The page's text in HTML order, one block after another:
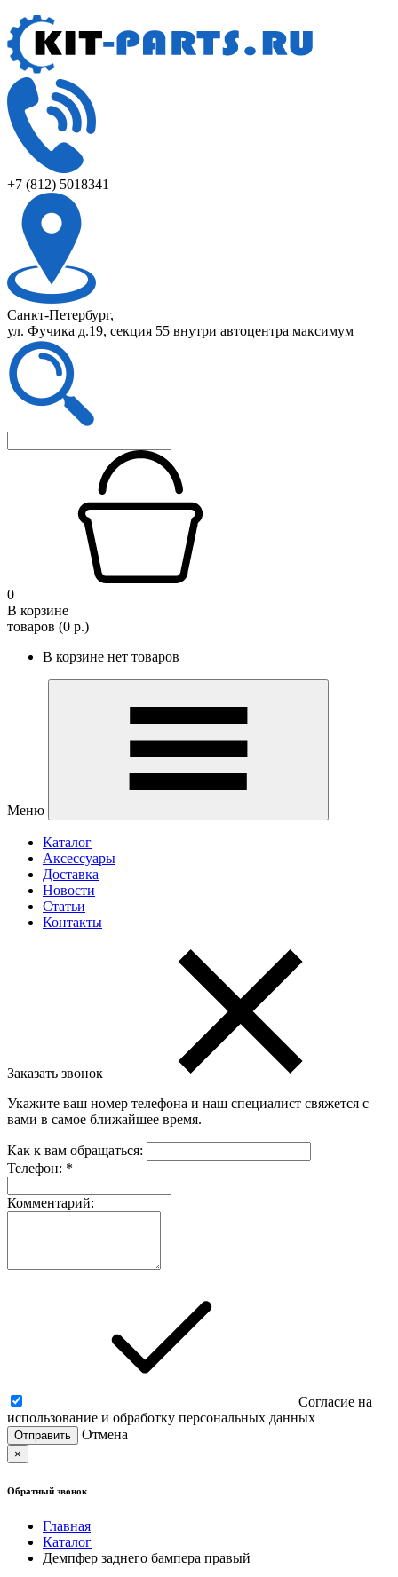
+7 (812) 5018341
Санкт-Петербург,
ул. Фучика д.19, секция 55 внутри автоцентра максимум
0
В корзине
товаров (0 р.)
В корзине нет товаров
Меню
Каталог
Аксессуары
Доставка
Новости
Статьи
Контакты
Заказать звонок
Укажите ваш номер телефона и наш специалист свяжется с
вами в самое ближайшее время.
Как к вам обращаться:
Телефон: *
Комментарий:
Согласие на
использование и обработку персональных данных
Отмена
×
Обратный звонок
Главная
Каталог
Демпфер заднего бампера правый